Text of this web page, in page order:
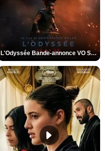
L'Odyssée Bande-annonce VO STFR